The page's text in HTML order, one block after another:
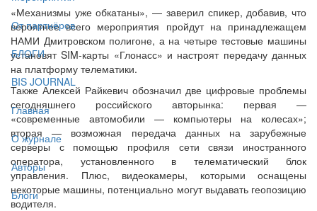
От партнёров
БЛОГИ
BIS JOURNAL
Главная
О журнале
Авторы
Блоги
«Механизмы уже обкатаны», — заверил спикер, добавив, что
вероятнее всего мероприятия пройдут на принадлежащем
НАМИ Дмитровском полигоне, а на четыре тестовые машины
установят SIM‑карты «Глонасс» и настроят передачу данных
на платформу телематики.
Также Алексей Райкевич обозначил две цифровые проблемы
сегодняшнего российского авторынка: первая —
«современные автомобили — компьютеры на колесах»;
вторая — возможная передача данных на зарубежные
серверы с помощью профиля сети связи иностранного
оператора, установленного в телематический блок
управления. Плюс, видеокамеры, которыми оснащены
некоторые машины, потенциально могут выдавать геопозицию
водителя.